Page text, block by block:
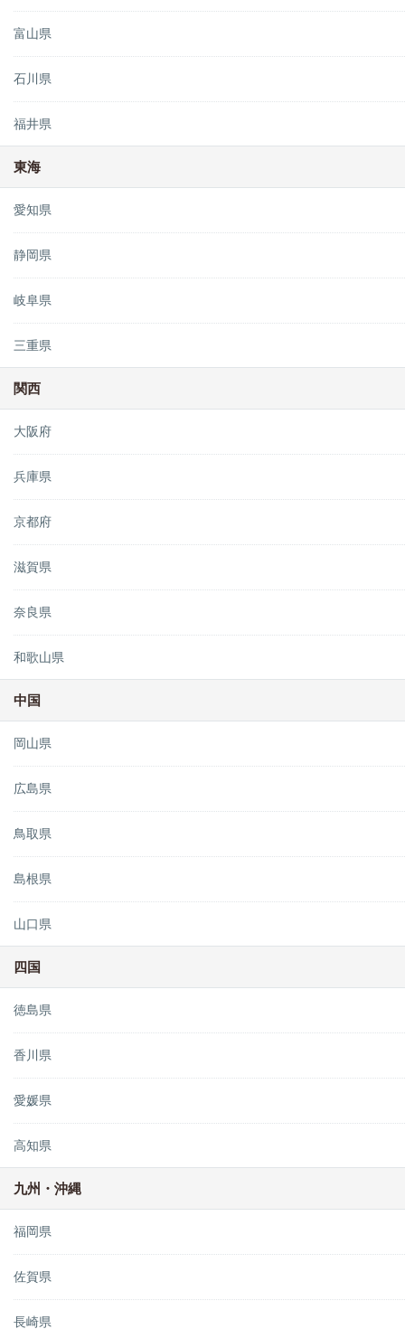
富山県
石川県
福井県
東海
愛知県
静岡県
岐阜県
三重県
関西
大阪府
兵庫県
京都府
滋賀県
奈良県
和歌山県
中国
岡山県
広島県
鳥取県
島根県
山口県
四国
徳島県
香川県
愛媛県
高知県
九州・沖縄
福岡県
佐賀県
長崎県